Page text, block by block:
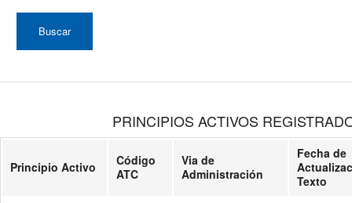
PRINCIPIOS ACTIVOS
Principio Activo
Código
ATC
Via de
Administración
Fecha de
Texto